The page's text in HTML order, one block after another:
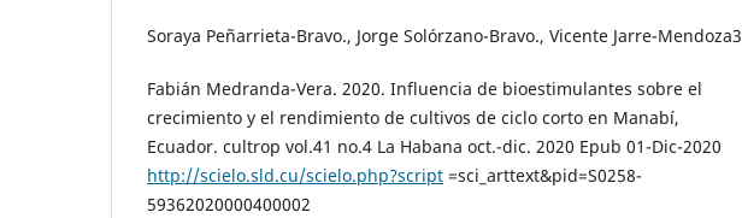
Soraya Peñarrieta-Bravo., Jorge Solórzano-Bravo., Vicente Jarre-Mendoza3
Fabián Medranda-Vera. 2020. Influencia de bioestimulantes sobre el
crecimiento y el rendimiento de cultivos de ciclo corto en Manabí,
Ecuador. cultrop vol.41 no.4 La Habana oct.-dic. 2020 Epub 01-Dic-2020
http://scielo.sld.cu/scielo.php?script =sci_arttext&pid=S0258-
59362020000400002